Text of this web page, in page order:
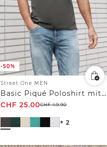
-50%
Street One MEN
Basic Piqué Poloshirt mit Kontrastdetail
CHF 25.00CHF49.90
+ 2